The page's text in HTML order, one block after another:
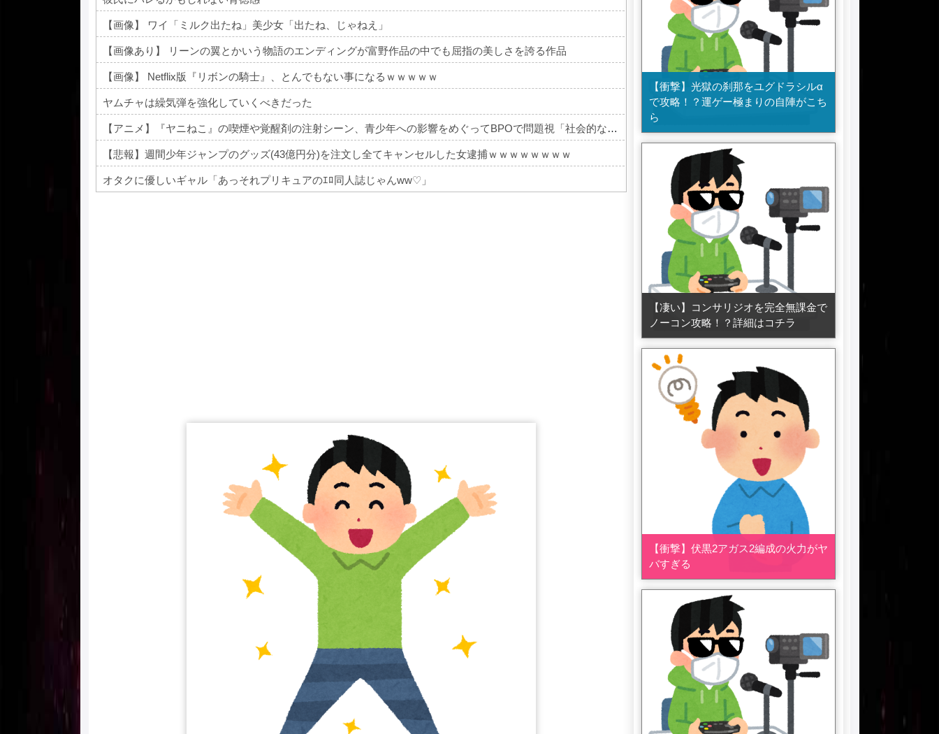
【画像】 ワイ「ミルク出たね」美少女「出たね、じゃねえ」
【画像あり】 リーンの翼とかいう物語のエンディングが富野作品の中でも屈指の美しさを誇る作品
【画像】 Netflix版『リボンの騎士』、とんでもない事になるｗｗｗｗｗ
ヤムチャは繰気弾を強化していくべきだった
【アニメ】『ヤニねこ』の喫煙や覚醒剤の注射シーン、青少年への影響をめぐってBPOで問題視「社会的な問題になっている時に紛らわしいことをするな」
【悲報】週間少年ジャンプのグッズ(43億円分)を注文し全てキャンセルした女逮捕ｗｗｗｗｗｗｗｗ
オタクに優しいギャル「あっそれプリキュアのｴﾛ同人誌じゃんww♡」
【衝撃】光獄の刹那をユグドラシルα
で攻略！？運ゲー極まりの自陣がこち
ら
【凄い】コンサリジオを完全無課金で
ノーコン攻略！？詳細はコチラ
【衝撃】伏黒2アガス2編成の火力がヤ
バすぎる